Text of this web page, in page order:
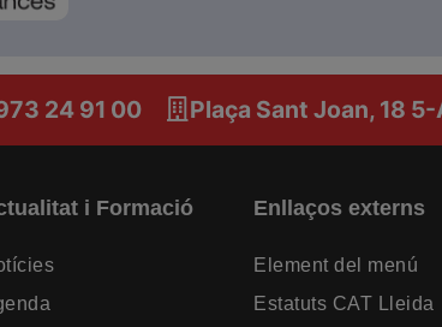
24 91 00 Plaça Sant Joan, 18
i Formació Enllaços externs
Element del menú
Estatuts CAT Lleida